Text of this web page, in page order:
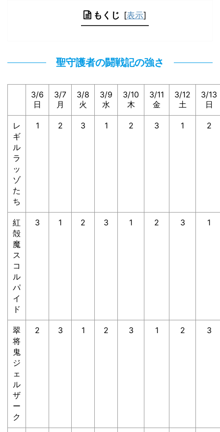
もくじ [表示]
聖守護者の闘戦記の強さ
3/6
日
3/7
月
3/8
火
3/9
水
3/10
木
3/11
金
3/12
土
3/13
日
レ
ギ
ル
ラ
ッ
ゾ
た
ち
1 2 3 1 2 3 1 2
紅
殻
魔
ス
コ
ル
パ
イ
ド
3 1 2 3 1 2 3 1
翠
将
鬼
ジ
ェ
ル
ザ
ー
ク
2 3 1 2 3 1 2 3